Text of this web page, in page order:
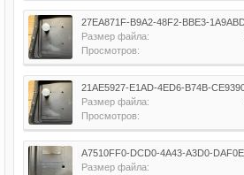
Размер файла:
Просмотров:
Размер файла:
Просмотров:
Размер файла: